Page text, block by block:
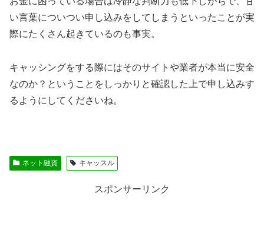
い言葉についつい申し込みをしてしまうといったことが実
際にたくさん起きているのも事実。
キャッシングをする際にはそのサイトや業者が本当に安全
なのか？ということをしっかりと確認した上で申し込みす
るようにしてくださいね。
ネット融資 キャッスル
スポンサーリンク